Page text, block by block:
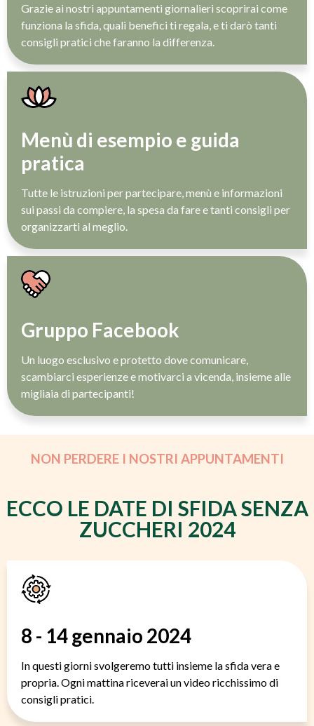
Grazie ai nostri appuntamenti giornalieri scoprirai come
funziona la sfida, quali benefici ti regala, e ti darò tanti
consigli pratici che faranno la differenza.
Menù di esempio e guida
pratica
Tutte le istruzioni per partecipare, menù e informazioni
sui passi da compiere, la spesa da fare e tanti consigli per
organizzarti al meglio.
Gruppo Facebook
Un luogo esclusivo e protetto dove comunicare,
scambiarci esperienze e motivarci a vicenda, insieme alle
migliaia di partecipanti!
NON PERDERE I NOSTRI APPUNTAMENTI
ECCO LE DATE DI SFIDA SENZA
ZUCCHERI 2024
8 - 14 gennaio 2024
In questi giorni svolgeremo tutti insieme la sfida vera e
propria. Ogni mattina riceverai un video ricchissimo di
consigli pratici.